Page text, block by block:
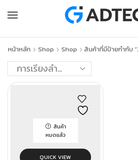
หน้าหลัก Shop Shop สินค้าที่มีป้ายกำกับ
สินค้า
หมดแล้ว
QUICK VIEW